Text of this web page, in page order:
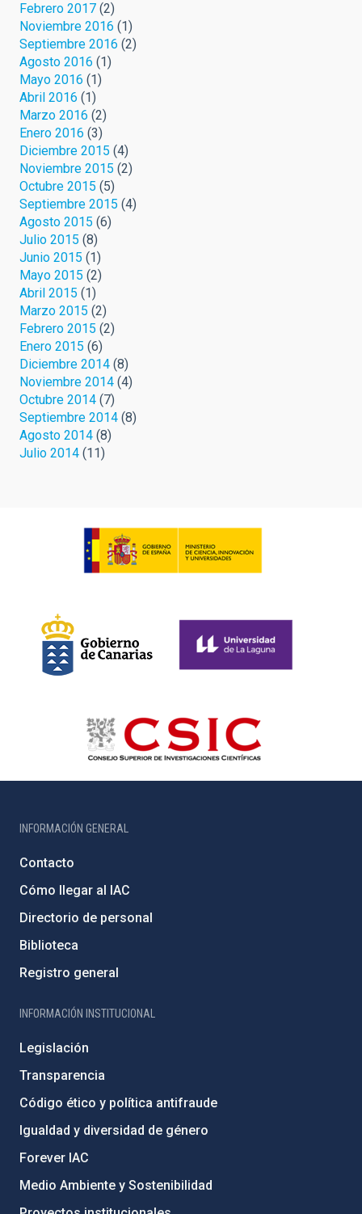
Febrero 2017 (2)
Noviembre 2016 (1)
Septiembre 2016 (2)
Agosto 2016 (1)
Mayo 2016 (1)
Abril 2016 (1)
Marzo 2016 (2)
Enero 2016 (3)
Diciembre 2015 (4)
Noviembre 2015 (2)
Octubre 2015 (5)
Septiembre 2015 (4)
Agosto 2015 (6)
Julio 2015 (8)
Junio 2015 (1)
Mayo 2015 (2)
Abril 2015 (1)
Marzo 2015 (2)
Febrero 2015 (2)
Enero 2015 (6)
Diciembre 2014 (8)
Noviembre 2014 (4)
Octubre 2014 (7)
Septiembre 2014 (8)
Agosto 2014 (8)
Julio 2014 (11)
INFORMACIÓN GENERAL
Contacto
Cómo llegar al IAC
Directorio de personal
Biblioteca
Registro general
INFORMACIÓN INSTITUCIONAL
Legislación
Transparencia
Código ético y política antifraude
Igualdad y diversidad de género
Forever IAC
Medio Ambiente y Sostenibilidad